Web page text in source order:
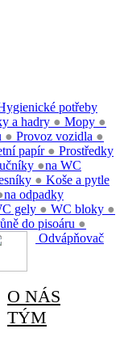
a hadry ● Mopy ●
● Provoz vozidla ●
potřeby
papír ●
●
●
Prostředky
na WC
gely ● WC bloky ●
do pisoáru ●
Koše a pytle
na odpadky
Odvápňovač
O NÁS
TÝM